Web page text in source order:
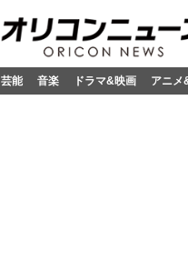
芸能 音楽 ドラマ&映画 アニメ